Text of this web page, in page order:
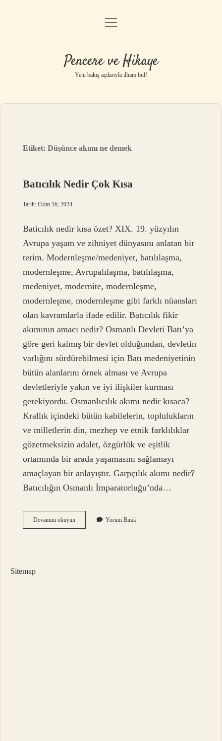
Anasayfa
Yasal Uyarı
menüyü
Pencere ve Hikaye
Yeni bakış açılarıyla ilham bul!
Etiket:Düşünce akımı ne demek
Batıcılık Nedir Çok Kısa
Tarih: Ekim 16, 2024
Baticılık nedir kısa özet? XIX. 19. yüzyılın
Avrupa yaşam ve zihniyet dünyasını anlatan bir
terim. Modernleşme/medeniyet, batılılaşma,
modernleşme, Avrupalılaşma, batılılaşma,
medeniyet, modernite, modernleşme,
modernleşme, modernleşme gibi farklı nüansları
olan kavramlarla ifade edilir. Batıcılık fikir
akımının amacı nedir? Osmanlı Devleti Batı’ya
göre geri kalmış bir devlet olduğundan, devletin
varlığını sürdürebilmesi için Batı medeniyetinin
bütün alanlarını örnek alması ve Avrupa
devletleriyle yakın ve iyi ilişkiler kurması
gerekiyordu. Osmanlıcılık akımı nedir kısaca?
Krallık içindeki bütün kabilelerin, toplulukların
ve milletlerin din, mezhep ve etnik farklılıklar
gözetmeksizin adalet, özgürlük ve eşitlik
ortamında bir arada yaşamasını sağlamayı
amaçlayan bir anlayıştır. Garpçılık akımı nedir?
Batıcılığın Osmanlı İmparatorluğu’nda…
Devamını okuyunBatıcılık
Nedir
Yorum Bırak
Sitemap